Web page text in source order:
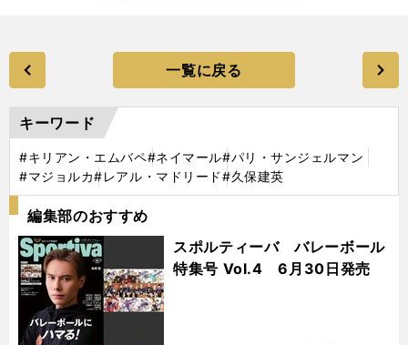
一覧に戻る
キーワード
#キリアン・エムバペ#ネイマール#パリ・サンジェルマン
#マジョルカ#レアル・マドリード#久保建英
編集部のおすすめ
スポルティーバ バレーボール
特集号 Vol.4 6月30日発売